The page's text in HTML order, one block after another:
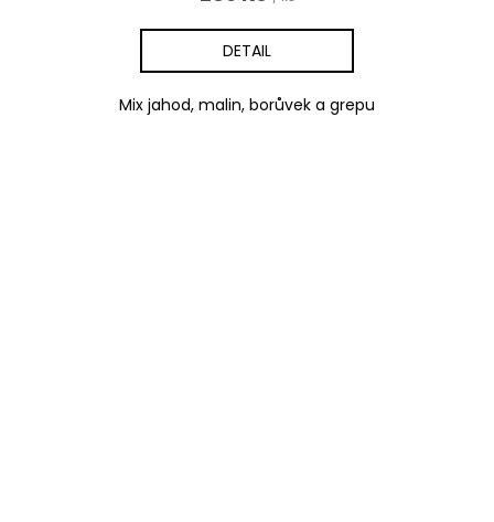
DETAIL
Mix jahod, malin, borůvek a grepu